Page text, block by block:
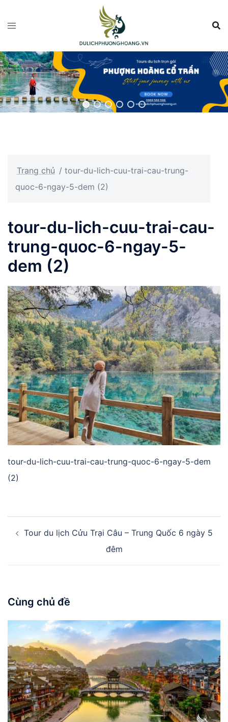
đến
dung
Trang chủ / tour-du-lich-cuu-trai-cau-trung-
quoc-6-ngay-5-dem (2)
tour-du-lich-cuu-trai-cau-
trung-quoc-6-ngay-5-
dem (2)
tour-du-lich-cuu-trai-cau-trung-quoc-6-ngay-5-dem
(2)
hướng
viết
Tour du lịch Cửu Trại Câu – Trung Quốc 6 ngày 5
đêm
Cùng chủ đề